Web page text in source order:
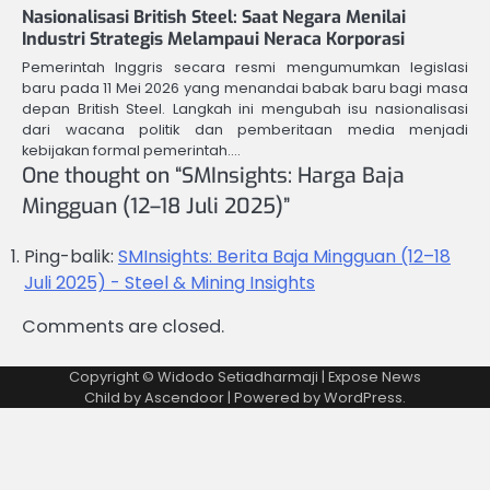
Nasionalisasi British Steel: Saat Negara Menilai
Industri Strategis Melampaui Neraca Korporasi
Pemerintah Inggris secara resmi mengumumkan legislasi
baru pada 11 Mei 2026 yang menandai babak baru bagi masa
depan British Steel. Langkah ini mengubah isu nasionalisasi
dari wacana politik dan pemberitaan media menjadi
kebijakan formal pemerintah.…
One thought on “SMInsights: Harga Baja
Mingguan (12–18 Juli 2025)”
Ping-balik: SMInsights: Berita Baja Mingguan (12–18
Juli 2025) - Steel & Mining Insights
Comments are closed.
Copyright © Widodo Setiadharmaji | Expose News
Child byAscendoor| Powered byWordPress.